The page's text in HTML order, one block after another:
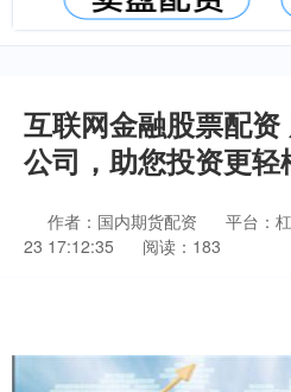
互联网金融股票配
公司，助您投资更轻
作者：国内期货配资 平台：
23 17:12:35
阅读：183